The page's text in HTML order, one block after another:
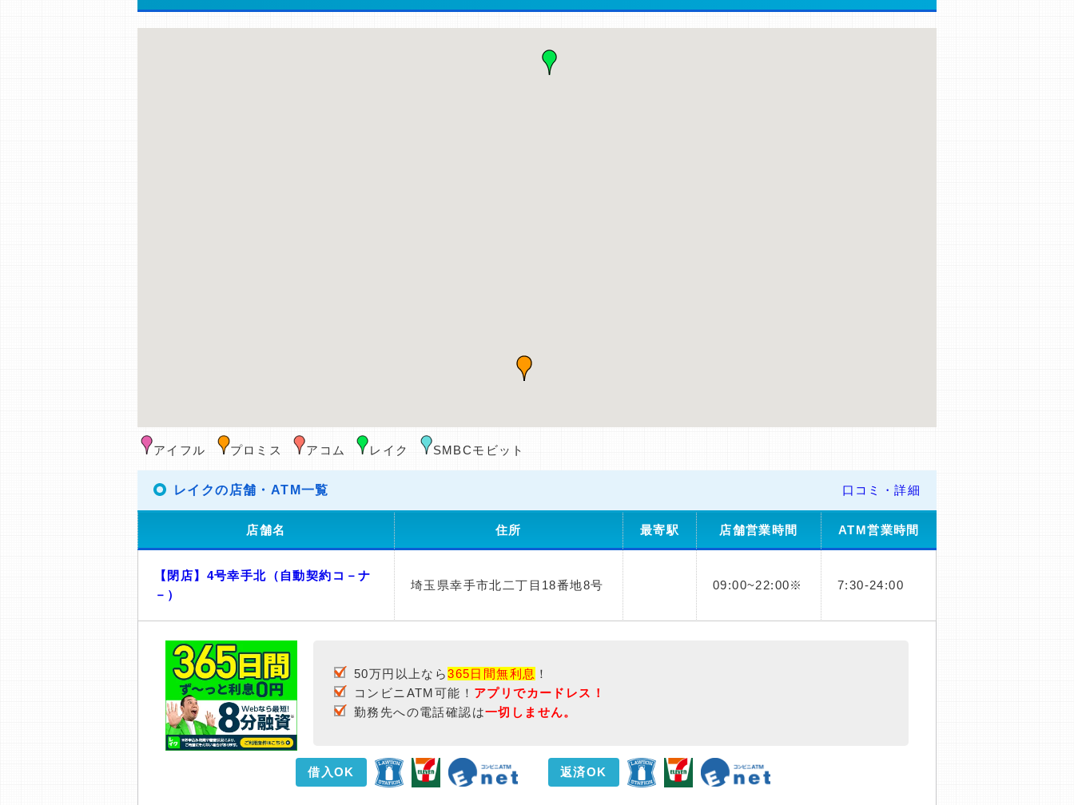
アイフル プロミス アコム レイク SMBCモビット
レイクの店舗・ATM一覧 口コミ・詳細
店舗名 住所 最寄駅 店舗営業時間 ATM営業時間
【閉店】4号幸手北（自動契約コ－ナ
－）
埼玉県幸手市北二丁目18番地8号 09:00~22:00※ 7:30-24:00
50万円以上なら365日間無利息 ！
コンビニATM可能！ アプリでカードレス！
勤務先への電話確認は一切しません。
借入OK 返済OK